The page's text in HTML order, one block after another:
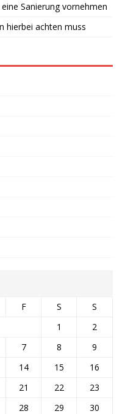
Sanierung vornehmen
hierbei achten muss
F S
S
1
2
7 8
9
14 15
16
21 22
23
28 29
30